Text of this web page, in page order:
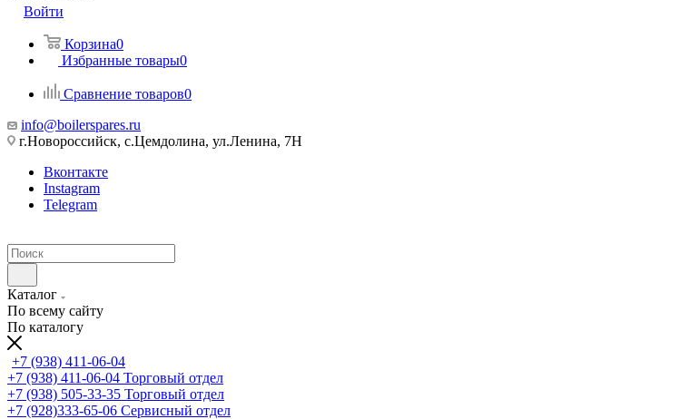
Войти
Корзина0
Избранные товары0
Сравнение товаров0
info@boilerspares.ru
г.Новороссийск, с.Цемдолина, ул.Ленина, 7Н
Вконтакте
Instagram
Telegram
Каталог
По всему сайту
По каталогу
+7 (938) 411-06-04
+7 (938) 411-06-04 Торговый отдел
+7 (938) 505-33-35 Торговый отдел
+7 (928)333-65-06 Сервисный отдел